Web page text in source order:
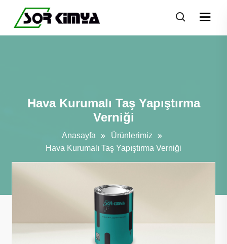
Hava Kurumalı Taş Yapıştırma
Verniği
Anasayfa
Ürünlerimiz
Hava Kurumalı Taş Yapıştırma Verniği